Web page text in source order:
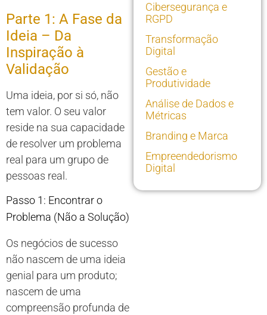
Parte 1: A Fase da
Ideia – Da
Inspiração à
Validação
Uma ideia, por si só, não
tem valor. O seu valor
reside na sua capacidade
de resolver um problema
real para um grupo de
pessoas real.
Passo 1: Encontrar o
Problema (Não a Solução)
Os negócios de sucesso
não nascem de uma ideia
genial para um produto;
nascem de uma
compreensão profunda de
Cibersegurança e
RGPD
Transformação
Digital
Gestão e
Produtividade
Análise de Dados e
Métricas
Branding e Marca
Empreendedorismo
Digital